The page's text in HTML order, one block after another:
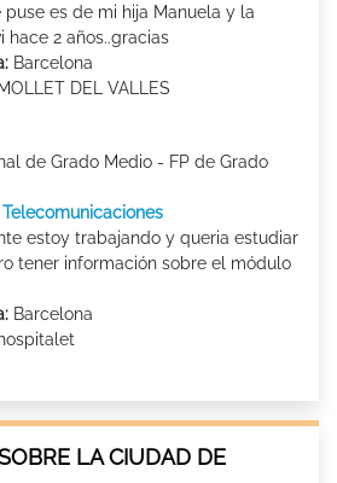
es de mi hija Manuela y la
hace 2 años..gracias
Barcelona
MOLLET DEL VALLES
de Grado Medio - FP de Grado
estoy trabajando y queria estudiar
tener información sobre el módulo
Barcelona
hospitalet
LA CIUDAD DE